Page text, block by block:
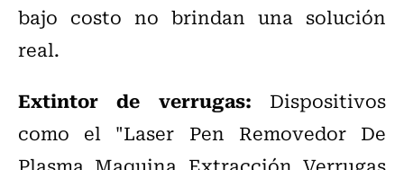
bajo costo no brindan una solución
real.
Extintor de verrugas: Dispositivos
como el "Laser Pen Removedor De